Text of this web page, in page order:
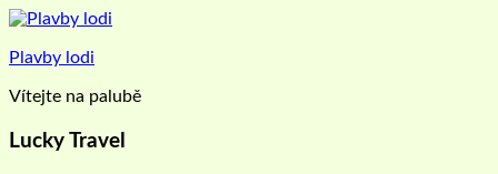
Skip
content
Plavby lodi
Vítejte na palubě
Lucky Travel